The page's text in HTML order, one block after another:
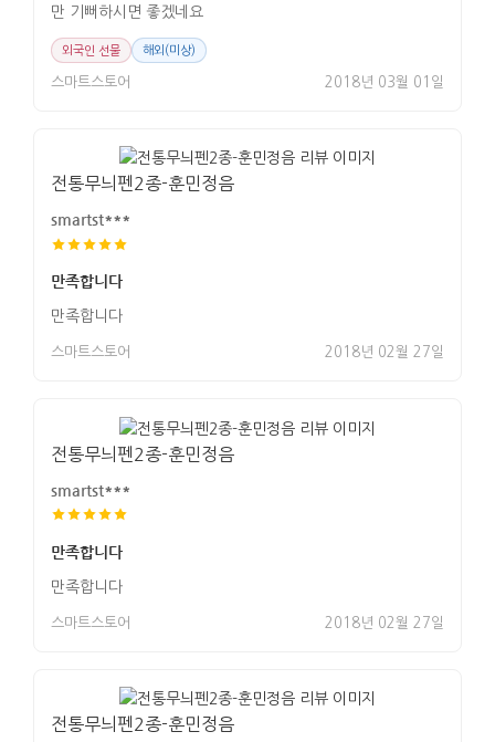
만 기뻐하시면 좋겠네요
외국인 선물 해외(미상)
스마트스토어 2018년 03월 01일
전통무늬펜2종-훈민정음
smartst***
만족합니다
만족합니다
스마트스토어 2018년 02월 27일
전통무늬펜2종-훈민정음
smartst***
만족합니다
만족합니다
스마트스토어 2018년 02월 27일
전통무늬펜2종-훈민정음